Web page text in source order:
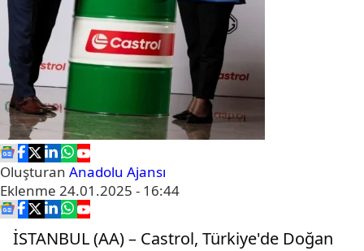
Oluşturan Anadolu Ajansı
Eklenme 24.01.2025 - 16:44
İSTANBUL (AA) – Castrol, Türkiye'de Doğan